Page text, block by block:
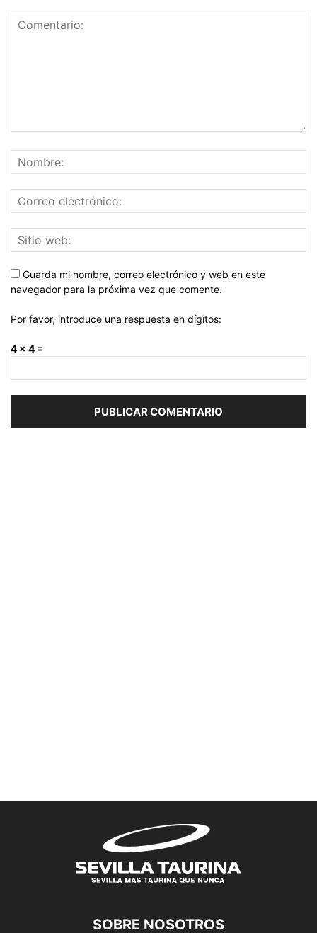
Guarda mi nombre, correo electrónico y web en este
navegador para la próxima vez que comente.
Por favor, introduce una respuesta en dígitos:
4 × 4 =
SOBRE NOSOTROS